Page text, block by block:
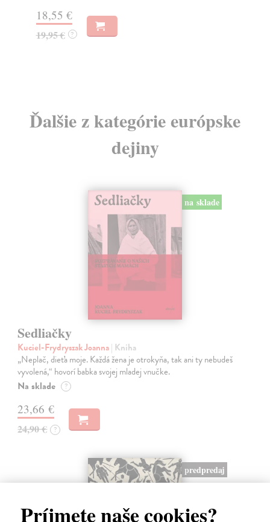
Príjmete naše cookies?
31,21 €
32,85 € ?
Ďalšie z kategórie európske
dejiny
na sklade
Sedliačky
Kuciel-Frydryszak Joanna| Kniha
„Neplač, dieťa moje. Každá žena je otrokyňa, tak ani ty nebudeš
vyvolená,“ hovorí babka svojej mladej vnučke.
Na sklade ?
23,66 €
24,90 € ?
predpredaj